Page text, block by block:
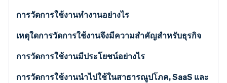
Stripe Sessions 2026
ดูว่า Stripe กำลังสร้างโครงสร้างพื้นฐานระบบเศรษฐกิจสำหรับ
รับชมเลย
การวัดการใช้งานทํางานอย่างไร
เหตุใดการวัดการใช้งานจึงมีความสําคัญสําหรับธุรกิจ
การวัดการใช้งานมีประโยชน์อย่างไร
ราคาที่สมกับมูลค่า
การวัดการใช้งานนําไปใช้ในสาธารณูปโภค, SaaS และ